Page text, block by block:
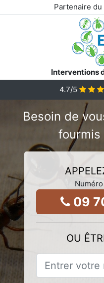
Partenaire du
Interventions
4.7/5
Besoin de
fourmis
09
OU